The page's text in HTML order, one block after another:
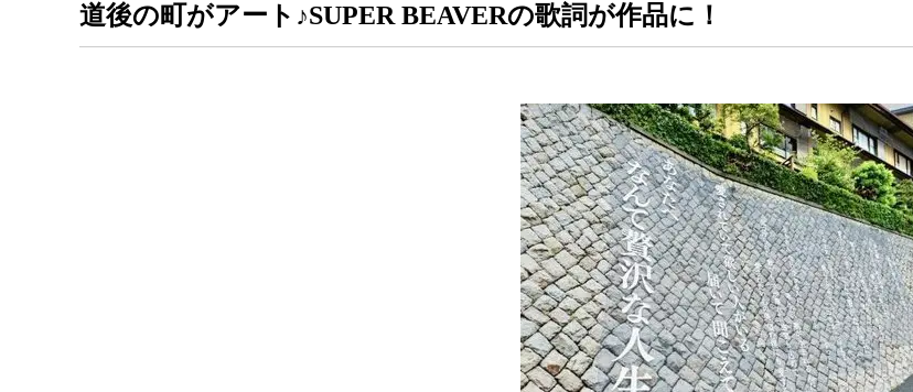
道後の町がアート♪SUPER BEAVERの歌詞が作品に！